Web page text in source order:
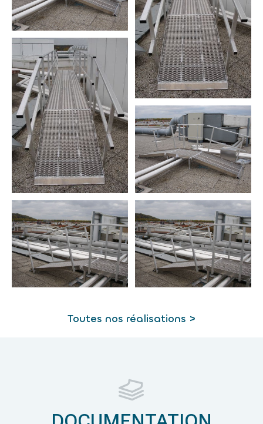
Toutes nos réalisations >